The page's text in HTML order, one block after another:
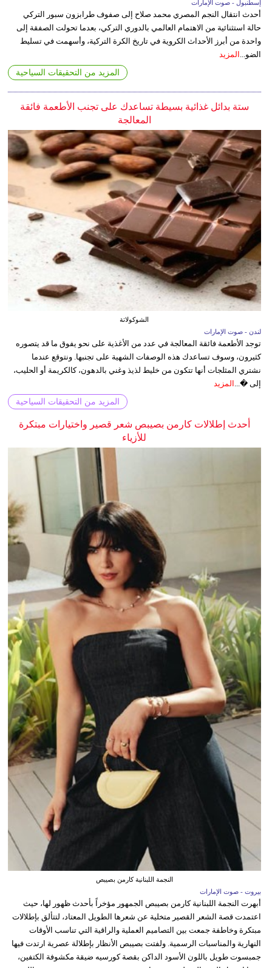
إسطنبول - صوت الإمارات
أحدث انتقال النجم المصري محمد صلاح إلى صفوف طرابزون سبور التركي
حالة استثنائية من الاهتمام العالمي بالدوري التركي، بعدما تحولت الصفقة إلى
واحدة من أبرز الأحداث الكروية في تاريخ الكرة التركية، وأسهمت في تسليط
الضو... المزيد
المزيد من التحقيقات السياحية
ستة بدائل غذائية بسيطة تساعدك على تجنب الأطعمة فائقة
المعالجة
الشوكولاتة
لندن - صوت الإمارات
توجد الأطعمة فائقة المعالجة في عدد من الأغذية على نحو يفوق ما قد يتصوره
كثيرون، وسوف تساعدك هذه الوصفات الشهية على تجنبها. ونتوقع عندما
نشتري المثلجات أنها تتكون من خليط لذيذ وغني بالدهون، كالكريمة أو الحليب،
إلى �... المزيد
المزيد من التحقيقات السياحية
أحدث إطلالات كارمن بصيبص شعر قصير واختيارات مبتكرة
للأزياء
النجمة اللبنانية كارمن بصيبص
بيروت - صوت الإمارات
أبهرت النجمة اللبنانية كارمن بصيبص الجمهور مؤخراً بأحدث ظهور لها، حيث
اعتمدت قصة الشعر القصير متخلية عن شعرها الطويل المعتاد، لتتألق بإطلالات
مبتكرة وخاطفة جمعت بين التصاميم العملية والراقية التي تناسب الأوقات
النهارية والمناسبات الرسمية. ولفتت بصيبص الأنظار بإطلالة عصرية ارتدت فيها
جمبسوت طويل باللون الأسود الداكن بقصة كورسيه ضيقة مكشوفة الكتفين،